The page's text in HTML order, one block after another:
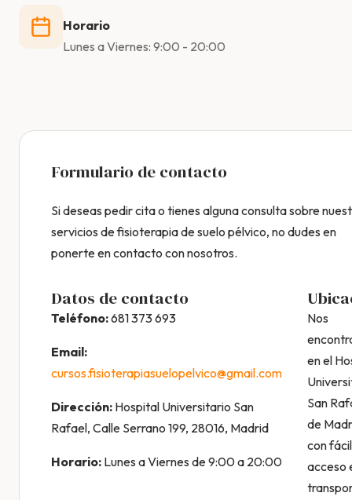
Horario
Lunes a Viernes: 9:00 - 20:00
Formulario de contacto
Si deseas pedir cita o tienes alguna consulta sobre
servicios de fisioterapia de suelo pélvico, no dudes en
ponerte en contacto con nosotros.
Datos de contacto
Teléfono:681 373 693
Email:
cursos.fisioterapiasuelopelvico@gmail.com
Dirección: Hospital Universitario San
Rafael, Calle Serrano 199, 28016, Madrid
Horario: Lunes a Viernes de 9:00 a 20:00
Nos
en el
San
de
con fácil
acceso